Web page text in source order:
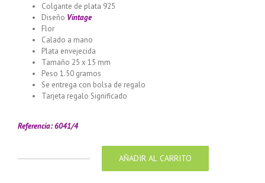
Colgante de plata 925
Diseño Vintage
Flor
Calado a mano
Plata envejecida
Tamaño 25 x 15 mm
Peso 1.50 gramos
Se entrega con bolsa de regalo
Tarjeta regalo Significado
Referencia: 6041/4
AÑADIR AL CARRITO